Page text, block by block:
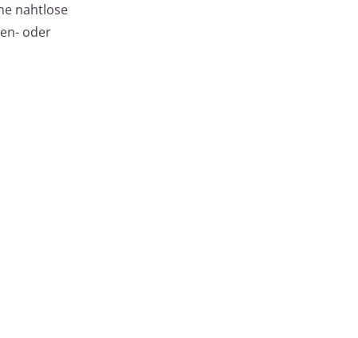
nahtlose
oder